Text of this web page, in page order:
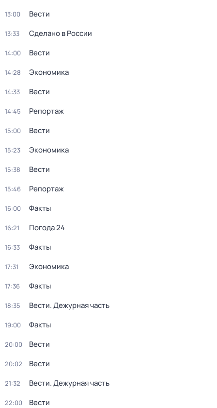
13:00 Вести
13:33 Сделано в России
14:00 Вести
14:28 Экономика
14:33 Вести
14:45 Репортаж
15:00 Вести
15:23 Экономика
15:38 Вести
15:46 Репортаж
16:00 Факты
16:21 Погода 24
16:33 Факты
17:31 Экономика
17:36 Факты
18:35 Вести. Дежурная часть
19:00 Факты
20:00 Вести
20:02 Вести
21:32 Вести. Дежурная часть
22:00 Вести